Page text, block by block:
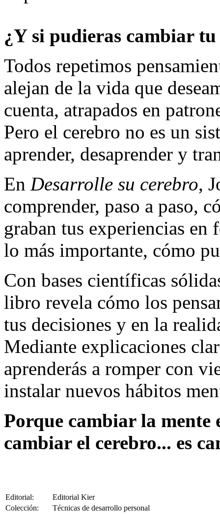
¿Y si pudieras cambiar
Todos repetimos
alejan de la vida que
cuenta, atrapados en
Pero el cerebro no es un
aprender, desaprender y
En Desarrolle su cerebro,
comprender, paso a paso,
graban tus experiencias en
lo más importante, cómo
Con bases científicas
libro revela cómo los
tus decisiones y en la
Mediante explicaciones
aprenderás a romper con
instalar nuevos hábitos
Porque cambiar la mente
cambiar el cerebro... es
Editorial:
Editorial Kier
Colección:
Técnicas de desarrollo personal